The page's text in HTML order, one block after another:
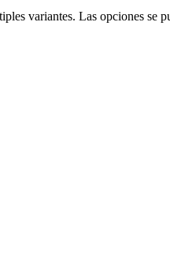
variantes. Las opciones se